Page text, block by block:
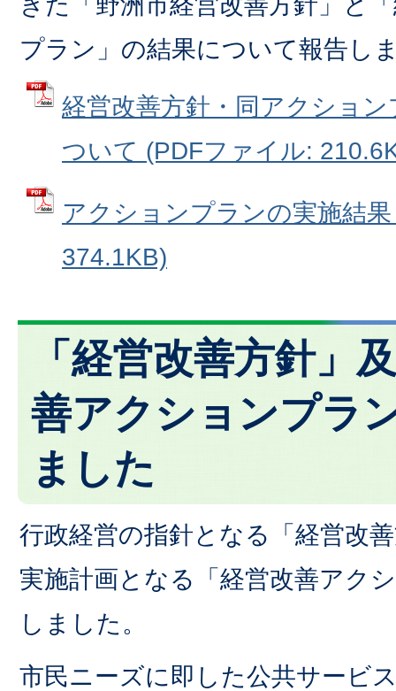
プラン」の結果について報告し
経営改善方針・同アクショ
ついて (PDFファイル:
アクションプランの実施結
374.1KB)
「経営改善方針」
善アクションプラ
ました
行政経営の指針となる「経営改
実施計画となる「経営改善アク
しました。
市民ニーズに即した公共サービ